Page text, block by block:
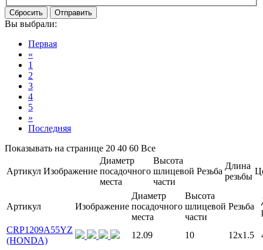
Сбросить Отправить
Вы выбрали:
Первая
«
1
2
3
4
5
»
Последняя
Показывать на странице 20 40 60 Все
Артикул Изображение
Диаметр
посадочного
места
Высота
шлицевой
части
Резьба
Длина
резьбы
Артикул Изображение
Диаметр
посадочного
места
Высота
шлицевой
части
Резьба
CRP1209A55YZ
(HONDA)
12.09 10 12x1.5